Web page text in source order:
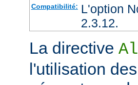
Compatibilité: L'option
2.3.12.
La directive
l'utilisation